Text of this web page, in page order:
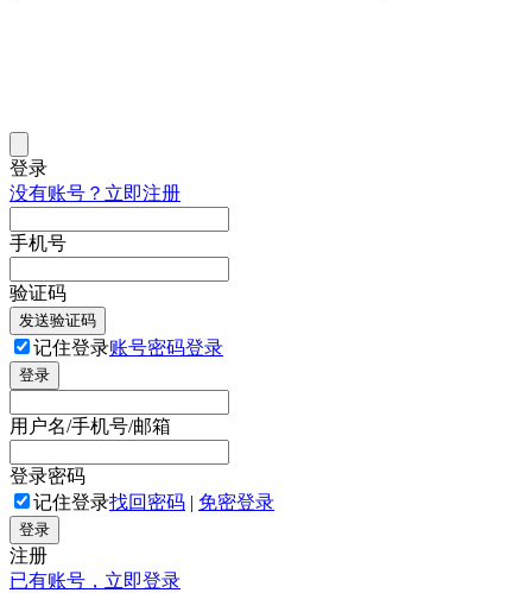
登录
没有账号？立即注册
手机号
验证码
发送验证码
记住登录账号密码登录
登录
用户名/手机号/邮箱
登录密码
记住登录找回密码 | 免密登录
登录
注册
已有账号，立即登录